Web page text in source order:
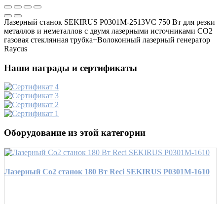
Лазерный станок SEKIRUS P0301M-2513VC 750 Вт для резки
металлов и неметаллов с двумя лазерными источниками СO2
газовая стеклянная трубка+Волоконный лазерный генератор
Raycus
Наши награды и сертификаты
Оборудование из этой категории
Лазерный Co2 станок 180 Вт Reci SEKIRUS P0301М-1610